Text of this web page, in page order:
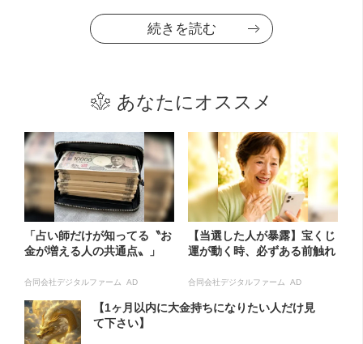
続きを読む
あなたにオススメ
「占い師だけが知ってる〝お
金が増える人の共通点〟」
合同会社デジタルファーム AD
【当選した人が暴露】宝くじ
運が動く時、必ずある前触れ
合同会社デジタルファーム AD
【1ヶ月以内に大金持ちになりたい人だけ見
て下さい】